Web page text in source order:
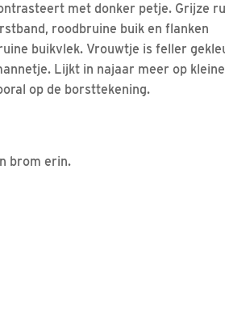
met donker petje. Grijze
roodbruine buik en flanken
buikvlek. Vrouwtje is feller
Lijkt in najaar meer op kleine
op de borsttekening.
brom erin.